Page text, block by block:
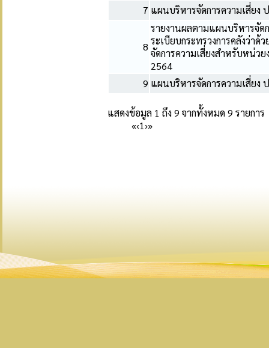
7 แผนบริหารจัดการความเสี่ยง
8
รายงานผลตามแผนบริหารจัด
ระเบียบกระทรวงการคลังว่า
จัดการความเสี่ยงสำหรับหน่ว
2564
9 แผนบริหารจัดการความเสี่ยง
แสดงข้อมูล 1 ถึง 9 จากทั้งหมด 9 รายการ
«‹1›»